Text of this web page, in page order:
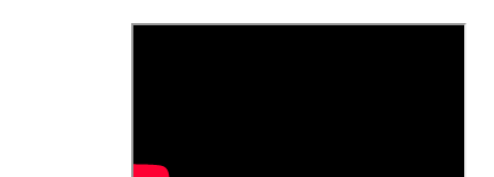
הקטן